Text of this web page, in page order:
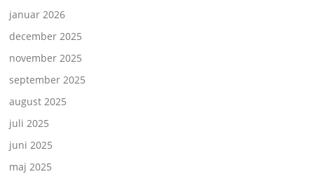
januar 2026
december 2025
november 2025
september 2025
august 2025
juli 2025
juni 2025
maj 2025